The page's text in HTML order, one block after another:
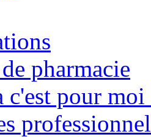
pharmacie
c'est pour